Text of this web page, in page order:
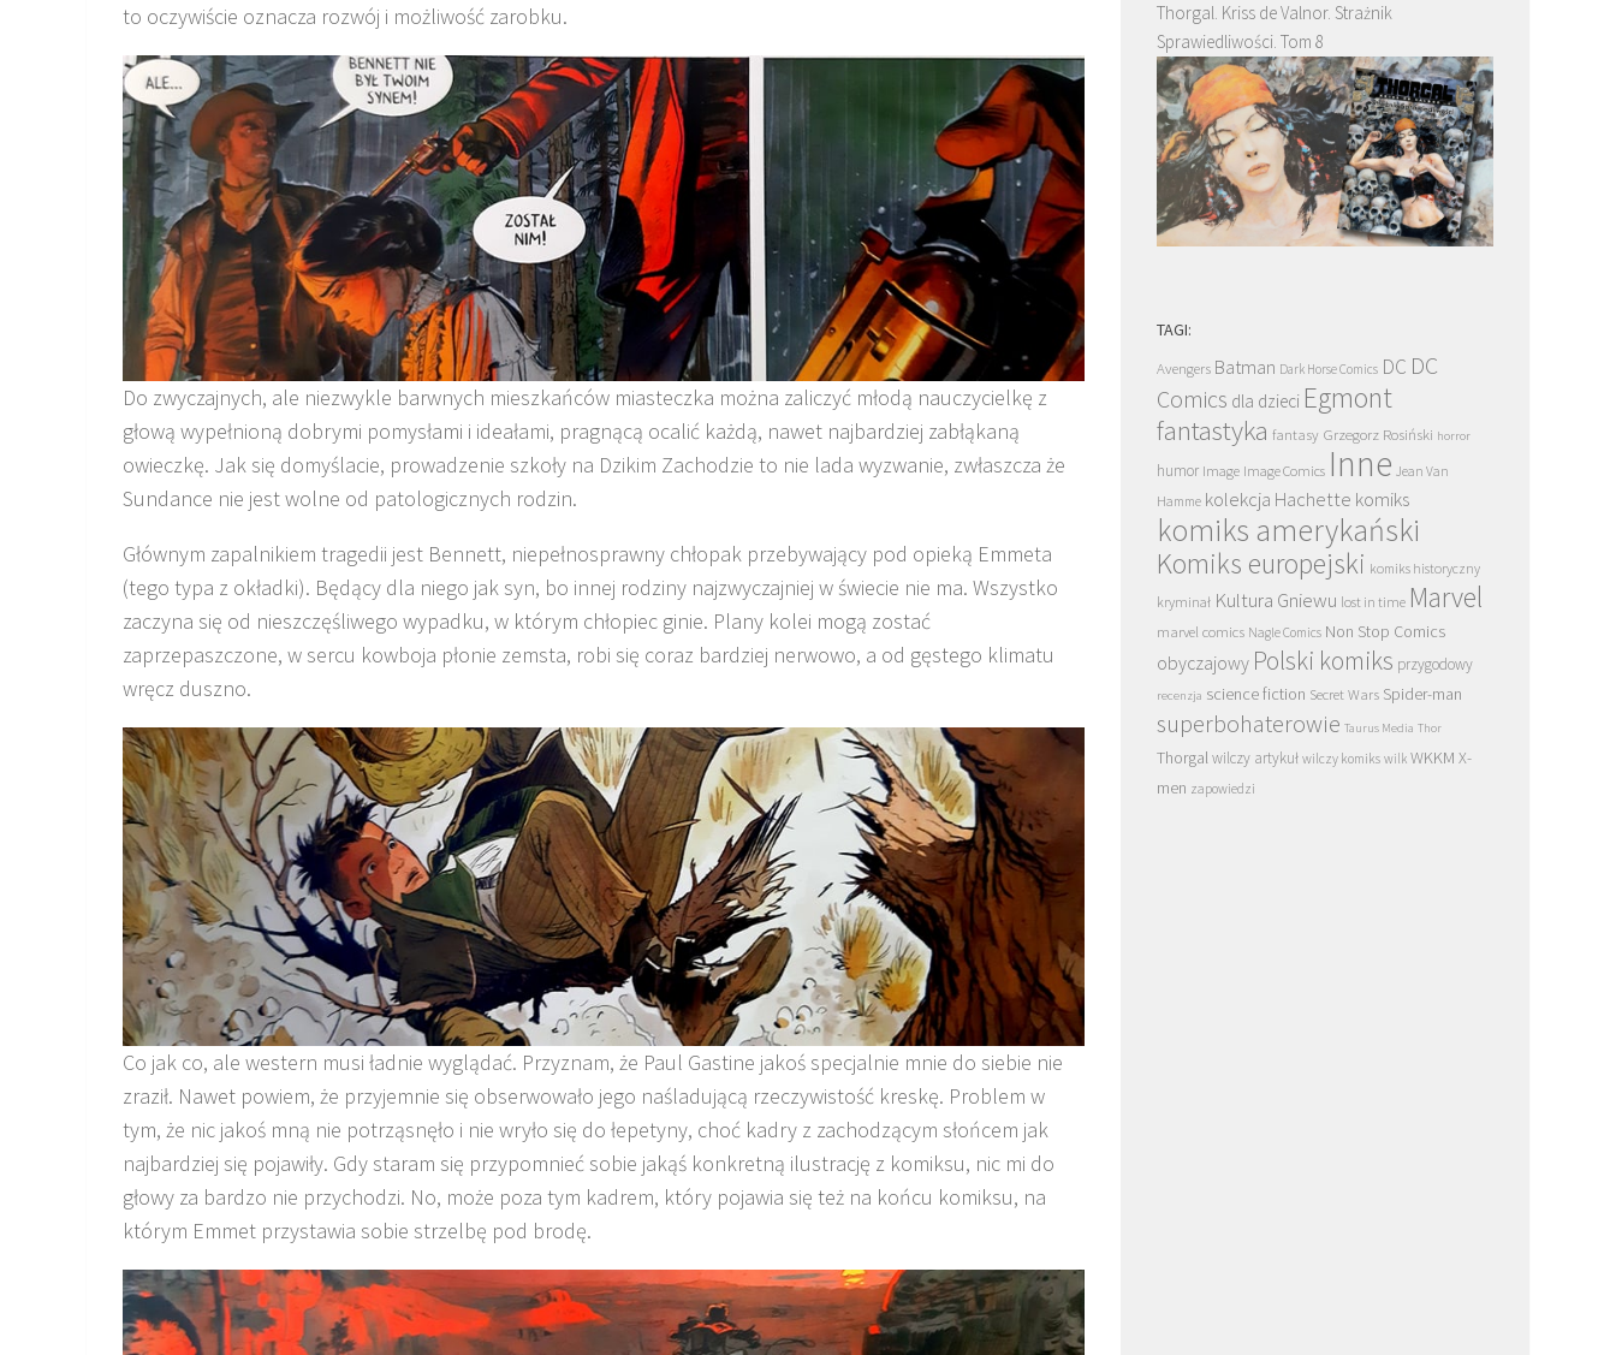
to oczywiście oznacza rozwój i możliwość zarobku.
Do zwyczajnych, ale niezwykle barwnych mieszkańców miasteczka można zaliczyć młodą nauczycielkę z
głową wypełnioną dobrymi pomysłami i ideałami, pragnącą ocalić każdą, nawet najbardziej zabłąkaną
owieczkę. Jak się domyślacie, prowadzenie szkoły na Dzikim Zachodzie to nie lada wyzwanie, zwłaszcza że
Sundance nie jest wolne od patologicznych rodzin.
Głównym zapalnikiem tragedii jest Bennett, niepełnosprawny chłopak przebywający pod opieką Emmeta
(tego typa z okładki). Będący dla niego jak syn, bo innej rodziny najzwyczajniej w świecie nie ma. Wszystko
zaczyna się od nieszczęśliwego wypadku, w którym chłopiec ginie. Plany kolei mogą zostać
zaprzepaszczone, w sercu kowboja płonie zemsta, robi się coraz bardziej nerwowo, a od gęstego klimatu
wręcz duszno.
Co jak co, ale western musi ładnie wyglądać. Przyznam, że Paul Gastine jakoś specjalnie mnie do siebie nie
zraził. Nawet powiem, że przyjemnie się obserwowało jego naśladującą rzeczywistość kreskę. Problem w
tym, że nic jakoś mną nie potrząsnęło i nie wryło się do łepetyny, choć kadry z zachodzącym słońcem jak
najbardziej się pojawiły. Gdy staram się przypomnieć sobie jakąś konkretną ilustrację z komiksu, nic mi do
głowy za bardzo nie przychodzi. No, może poza tym kadrem, który pojawia się też na końcu komiksu, na
którym Emmet przystawia sobie strzelbę pod brodę.
Thorgal. Kriss de Valnor. Strażnik
Sprawiedliwości. Tom 8
TAGI:
Avengers Batman Dark Horse Comics DC DC
Comics dla dzieci Egmont
fantastyka fantasy Grzegorz Rosiński horror
humor Image Image Comics Inne Jean Van
Hamme kolekcja Hachette komiks
komiks amerykański
Komiks europejski komiks historyczny
kryminał Kultura Gniewu lost in time Marvel
marvel comics Nagle Comics Non Stop Comics
obyczajowy Polski komiks przygodowy
recenzja science fiction Secret Wars Spider-man
superbohaterowie Taurus Media Thor
Thorgalwilczy artykuł wilczy komiks wilk WKKM X-
men zapowiedzi